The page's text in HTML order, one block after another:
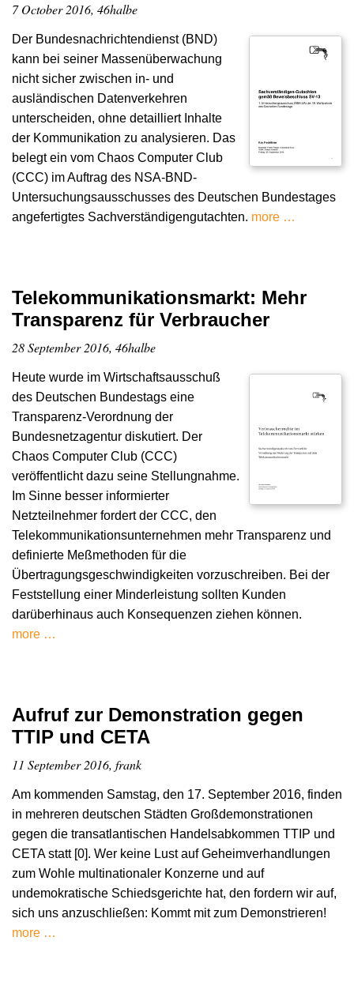
7 October 2016, 46halbe
Der Bundesnachrichtendienst (BND)
kann bei seiner Massenüberwachung
nicht sicher zwischen in- und
ausländischen Datenverkehren
unterscheiden, ohne detailliert Inhalte
der Kommunikation zu analysieren. Das
belegt ein vom Chaos Computer Club
(CCC) im Auftrag des NSA-BND-
Untersuchungsausschusses des Deutschen Bundestages
angefertigtes Sachverständigengutachten. more …
Telekommunikationsmarkt: Mehr
Transparenz für Verbraucher
28 September 2016, 46halbe
Heute wurde im Wirtschaftsausschuß
des Deutschen Bundestags eine
Transparenz-Verordnung der
Bundesnetzagentur diskutiert. Der
Chaos Computer Club (CCC)
veröffentlicht dazu seine Stellungnahme.
Im Sinne besser informierter
Netzteilnehmer fordert der CCC, den
Telekommunikationsunternehmen mehr Transparenz und
definierte Meßmethoden für die
Übertragungsgeschwindigkeiten vorzuschreiben. Bei der
Feststellung einer Minderleistung sollten Kunden
darüberhinaus auch Konsequenzen ziehen können.
more …
Aufruf zur Demonstration gegen
TTIP und CETA
11 September 2016, frank
Am kommenden Samstag, den 17. September 2016, finden
in mehreren deutschen Städten Großdemonstrationen
gegen die transatlantischen Handelsabkommen TTIP und
CETA statt [0]. Wer keine Lust auf Geheimverhandlungen
zum Wohle multinationaler Konzerne und auf
undemokratische Schiedsgerichte hat, den fordern wir auf,
sich uns anzuschließen: Kommt mit zum Demonstrieren!
more …